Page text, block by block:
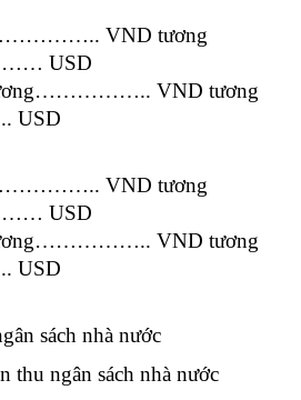
VND tương
USD
VND tương
USD
VND tương
USD
VND tương
USD
sách nhà nước
thu ngân sách nhà nước